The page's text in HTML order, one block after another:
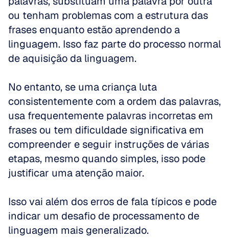
ou tenham problemas com a estrutura das
frases enquanto estão aprendendo a
linguagem. Isso faz parte do processo normal
de aquisição da linguagem.
No entanto, se uma criança luta
consistentemente com a ordem das palavras,
usa frequentemente palavras incorretas em
frases ou tem dificuldade significativa em
compreender e seguir instruções de várias
etapas, mesmo quando simples, isso pode
justificar uma atenção maior.
Isso vai além dos erros de fala típicos e pode
indicar um desafio de processamento de
linguagem mais generalizado.